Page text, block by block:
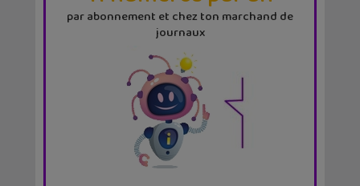
par abonnement et chez ton marchand de
journaux